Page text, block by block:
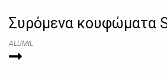
Συρόμενα κουφώματα
ALUMIL